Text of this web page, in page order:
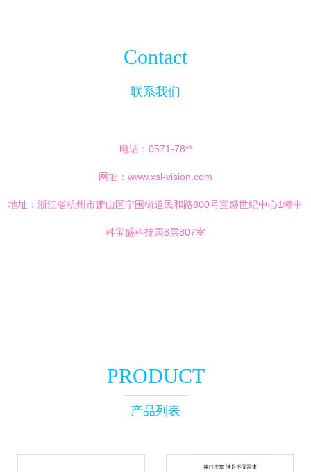
Contact
联系我们
电话：0571-78**
网址： www.xsl-vision.com
地址：浙江省杭州市萧山区宁围街道民和路800号宝盛世纪中心1幢中
科宝盛科技园8层807室
PRODUCT
产品列表